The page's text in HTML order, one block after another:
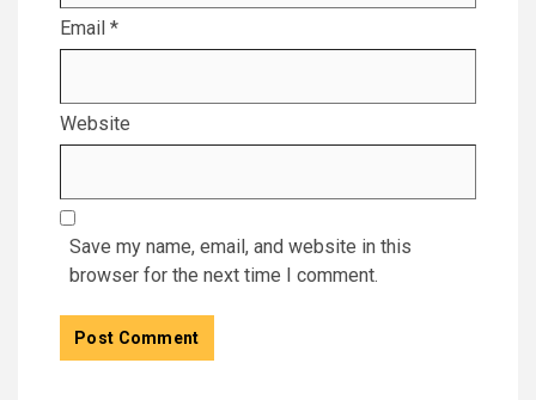
Email *
Website
Save my name, email, and website in this
browser for the next time I comment.